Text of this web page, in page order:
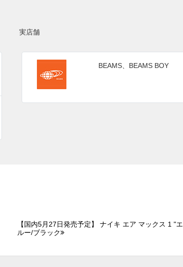
実店舗
BEAMS、BEAMS BOY
【国内5月27日発売予定】 ナイキ エア マックス 1 "
ルー/ブラック